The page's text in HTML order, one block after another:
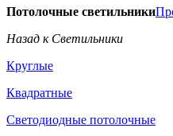
Потолочные светильники
Назад к Светильники
Круглые
Квадратные
Светодиодные потолочные